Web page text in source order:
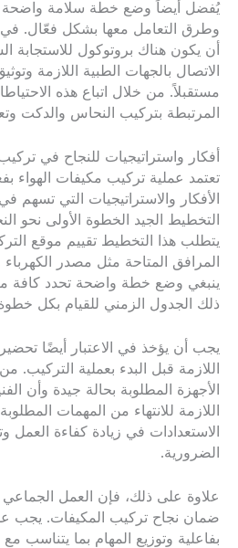
يُفضل أيضاً وضع خطة سلامة واضحة
وطرق التعامل معها بشكل فعّال.
أن يكون هناك بروتوكول للاستجابة
الاتصال بالجهات الطبية اللازمة
مستقبلاً. من خلال اتباع هذه
المرتبطة بتركيب النحاس والدكت
أفكار واستراتيجيات للنجاح في
تعتمد عملية تركيب مكيفات الهواء
الأفكار والاستراتيجيات التي تسهم
التخطيط الجيد الخطوة الأولى نحو
يتطلب هذا التخطيط تقييم موقع
المرافق المتاحة مثل مصدر الكهرباء
ينبغي وضع خطة واضحة تحدد كافة
ذلك الجدول الزمني للقيام بكل
يجب أن يؤخذ في الاعتبار أيضًا
اللازمة قبل البدء بعملية التركيب.
الأجهزة المطلوبة بحالة جيدة وأن
اللازمة للانتهاء من المهمات
الاستعدادات في زيادة كفاءة العمل
الضرورية.
علاوة على ذلك، فإن العمل
ضمان نجاح تركيب المكيفات. يجب
بفاعلية وتوزيع المهام بما يتناسب